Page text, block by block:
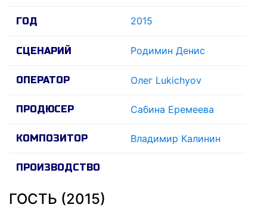
ГОД 2015
СЦЕНАРИЙ Родимин Денис
ОПЕРАТОР Олег Lukichyov
ПРОДЮСЕР Сабина Еремеева
КОМПОЗИТОР Владимир Калинин
ПРОИЗВОДСТВО
ГОСТЬ (2015)